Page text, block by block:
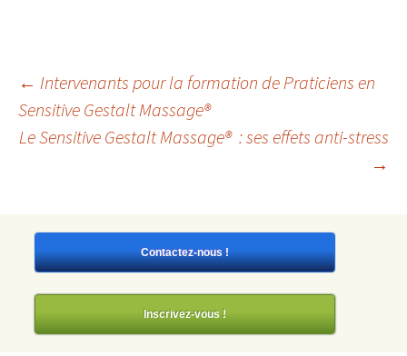
Navigation
des
← Intervenants pour la formation de Praticiens en
Sensitive Gestalt Massage®
Le Sensitive Gestalt Massage® : ses effets anti-stress
→
Contactez-nous !
Inscrivez-vous !